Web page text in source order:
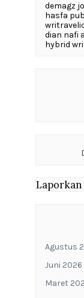
demagz
hasfa
dian nafi
hybrid
Laporkan
Agustus
Juni 2026
Maret